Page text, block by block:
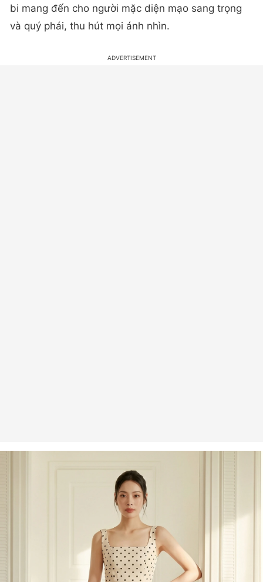
bi mang đến cho người mặc diện mạo sang trọng
và quý phái, thu hút mọi ánh nhìn.